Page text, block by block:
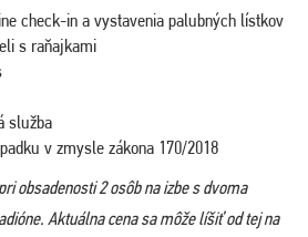
check-in a vystavenia palubných lístkov
s raňajkami
služba
v zmysle zákona 170/2018
obsadenosti 2 osôb na izbe s dvoma
Aktuálna cena sa môže líšiť od tej na